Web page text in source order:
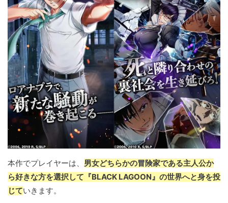
本作でプレイヤーは、 男女どちらかの冒険家である主人公か
ら好きな方を選択して『BLACK LAGOON』の世界へと身を投
じていきます。